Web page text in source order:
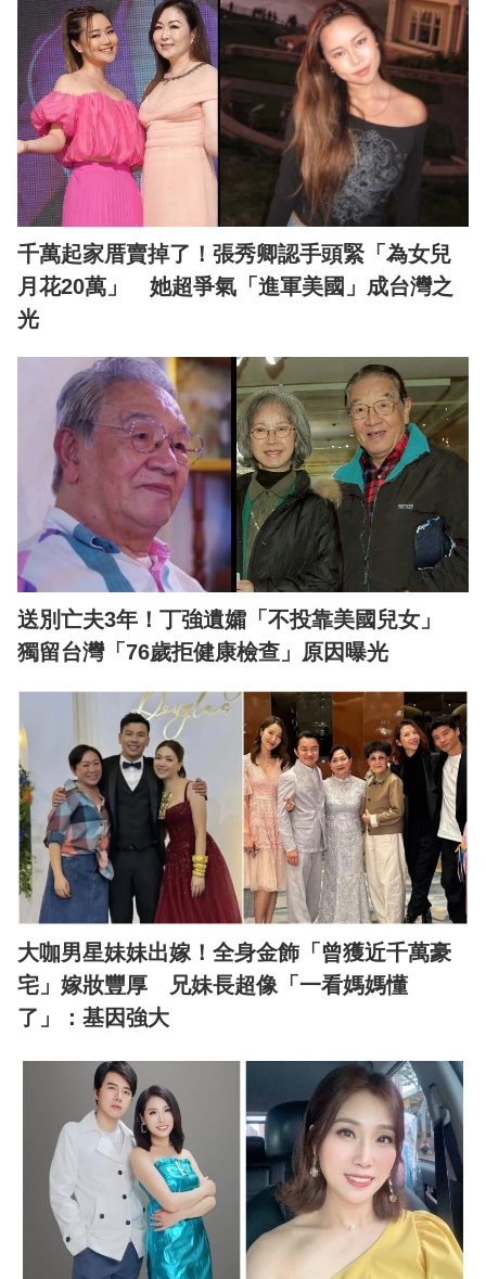
千萬起家厝賣掉了！張秀卿認手頭緊「為女兒
月花20萬」 她超爭氣「進軍美國」成台灣之
光
送別亡夫3年！丁強遺孀「不投靠美國兒女」
獨留台灣「76歲拒健康檢查」原因曝光
大咖男星妹妹出嫁！全身金飾「曾獲近千萬豪
宅」嫁妝豐厚 兄妹長超像「一看媽媽懂
了」：基因強大